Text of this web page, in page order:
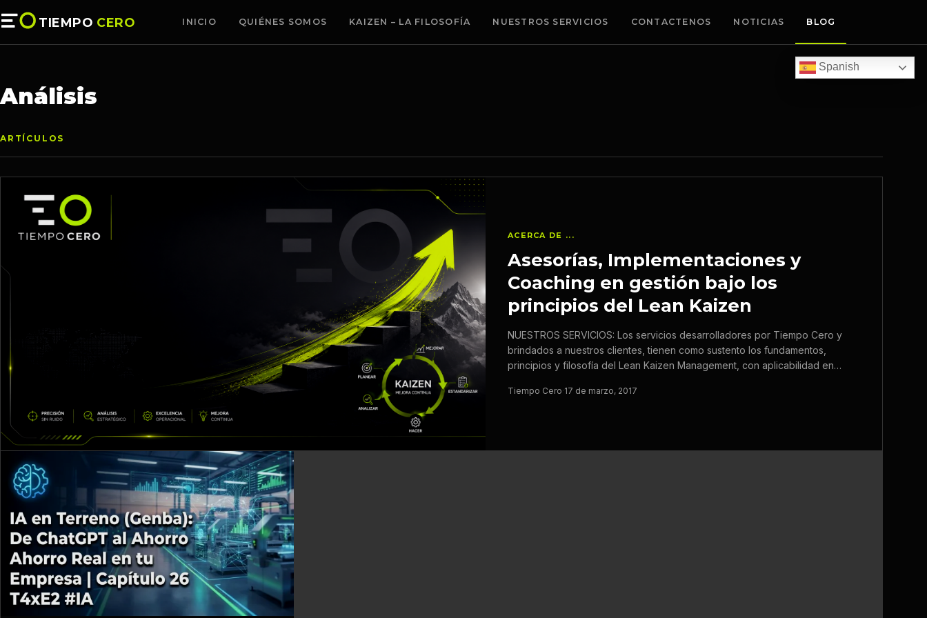
TIEMPO CERO INICIO QUIÉNES SOMOS KAIZEN – LA FILOSOFÍA NUESTROS SERVICIOS CONTACTENOS NOTICIAS BLOG
Análisis
ARTÍCULOS
ACERCA DE ...
Asesorías, Implementaciones y
Coaching en gestión bajo los
principios del Lean Kaizen
NUESTROS SERVICIOS: Los servicios desarrolladores por Tiempo Cero y
brindados a nuestros clientes, tienen como sustento los fundamentos,
principios y filosofía del Lean Kaizen Management, con aplicabilidad en…
Tiempo Cero·17 de marzo, 2017
Spanish